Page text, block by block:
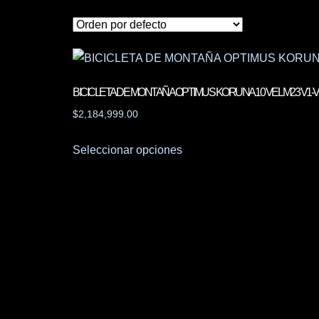
BICICLETA DE MONTAÑA OPTIMUS KORUNA 10 VEL M23 V1-
$2,184,999.00
Seleccionar opciones